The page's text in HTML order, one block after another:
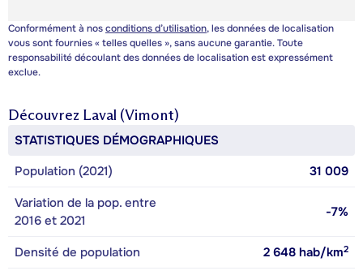
Conformément à nosconditions d’utilisation, les données de localisation
vous sont fournies « telles quelles », sans aucune garantie. Toute
responsabilité découlant des données de localisation est expressément
exclue.
Découvrez Laval (Vimont)
STATISTIQUES DÉMOGRAPHIQUES
Population (2021)
31 009
Variation de la pop. entre
2016 et 2021
-7%
Densité de population 2 648 hab/km2